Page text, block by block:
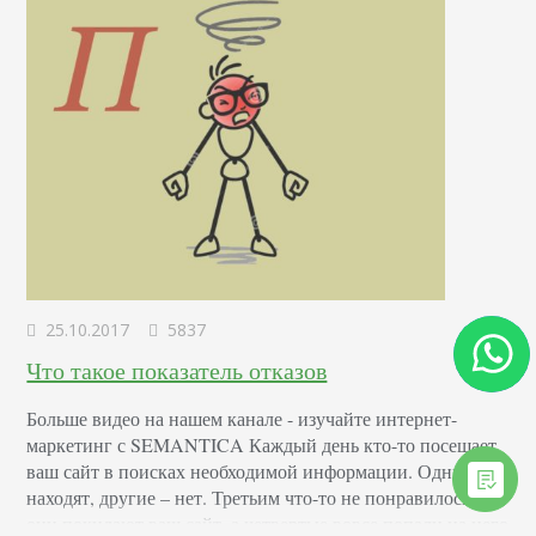
25.10.2017 5837
Что такое показатель отказов
Больше видео на нашем канале - изучайте интернет-
маркетинг с SEMANTICA Каждый день кто-то посещает
ваш сайт в поисках необходимой информации. Одни ее
находят, другие – нет. Третьим что-то не понравилось, и
они покидают ваш сайт, а четвертые вовсе попали на него